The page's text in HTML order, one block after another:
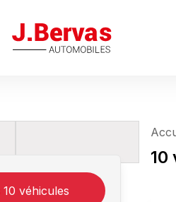
J.Bervas
10 véhicules
10